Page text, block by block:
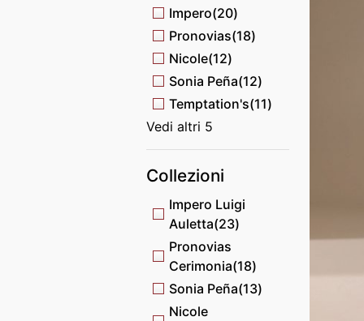
Impero(20)
Pronovias(18)
Nicole(12)
Sonia Peña(12)
Temptation's(11)
Vedi altri 5
Collezioni
Impero Luigi
Auletta(23)
Pronovias
Cerimonia(18)
Sonia Peña(13)
Nicole